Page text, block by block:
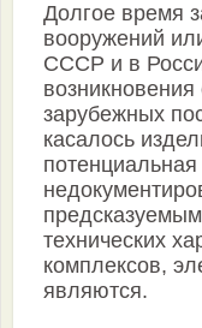
Долгое время
вооружений
СССР и в
зарубежных
касалось
технических
комплексов,
являются.